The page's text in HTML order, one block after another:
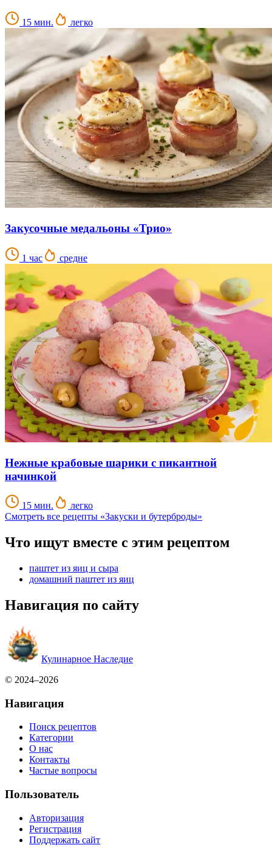
15 мин. легко
Закусочные медальоны «Трио»
1 час средне
Нежные крабовые шарики с пикантной
начинкой
15 мин.
легко
Смотреть все рецепты «Закуски и бутерброды»
Что ищут вместе с этим рецептом
паштет из яиц и сыра
домашний паштет из яиц
Навигация по сайту
Кулинарное Наследие
© 2024–2026
Навигация
Поиск рецептов
Категории
О нас
Контакты
Частые вопросы
Пользователь
Авторизация
Регистрация
Поддержать сайт